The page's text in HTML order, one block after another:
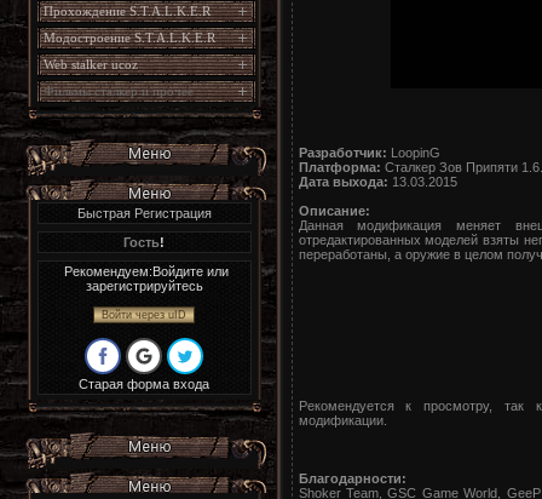
Прохождение S.T.A.L.K.E.R
Модостроение S.T.A.L.K.E.R
Web stalker ucoz
Фильмы сталкер и прочее
Быстрая Регистрация
Гость!
Рекомендуем:Войдите или
зарегистрируйтесь
Войти через uID
Старая форма входа
Разработчик: LoopinG
Платформа: Сталкер Зов Припяти
Дата выхода: 13.03.2015
Описание:
Данная модификация меняет
отредактированных моделей взяты
переработаны, а оружие в целом
Рекомендуется к просмотру, так
модификации.
Благодарности:
Shoker Team, GSC Game World,